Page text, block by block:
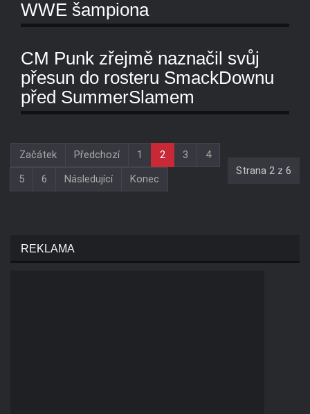
WWE šampiona
CM Punk zřejmě naznačil svůj
přesun do rosteru SmackDownu
před SummerSlamem
Strana 2 z 6
Začátek Předchozí 1 2 3
4
5
6 Následující Konec
REKLAMA